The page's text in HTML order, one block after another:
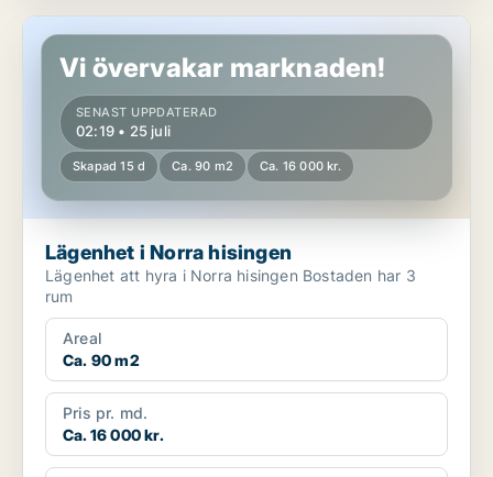
Lägenhet i Norra hisingen
Vi övervakar marknaden!
SENAST UPPDATERAD
02:19 • 25 juli
Skapad 15 d Ca. 90 m2 Ca. 16 000 kr.
Lägenhet i Norra hisingen
Lägenhet att hyra i Norra hisingen Bostaden har 3
rum
Areal
Ca. 90 m2
Pris pr. md.
Ca. 16 000 kr.